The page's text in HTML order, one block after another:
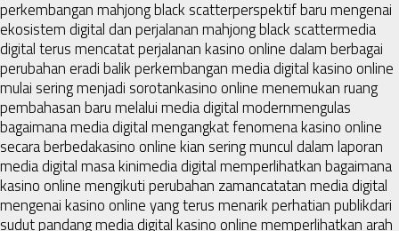
perkembangan mahjong black scatterperspektif baru mengenai
ekosistem digital dan perjalanan mahjong black scattermedia
digital terus mencatat perjalanan kasino online dalam berbagai
perubahan eradi balik perkembangan media digital kasino online
mulai sering menjadi sorotankasino online menemukan ruang
pembahasan baru melalui media digital modernmengulas
bagaimana media digital mengangkat fenomena kasino online
secara berbedakasino online kian sering muncul dalam laporan
media digital masa kinimedia digital memperlihatkan bagaimana
kasino online mengikuti perubahan zamancatatan media digital
mengenai kasino online yang terus menarik perhatian publikdari
sudut pandang media digital kasino online memperlihatkan arah